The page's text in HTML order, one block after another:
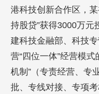
港科技创新合作区，
持股贷”获得3000万元
建科技金融部、科技
营“四位一体”经营模
机制”（专责经营、专
批、专线对接、专项